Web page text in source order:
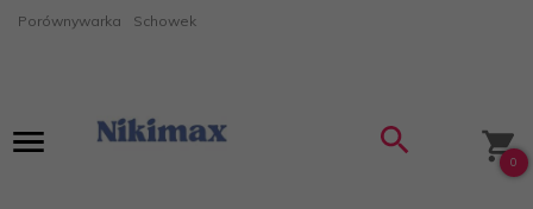
Porównywarka Schowek
0